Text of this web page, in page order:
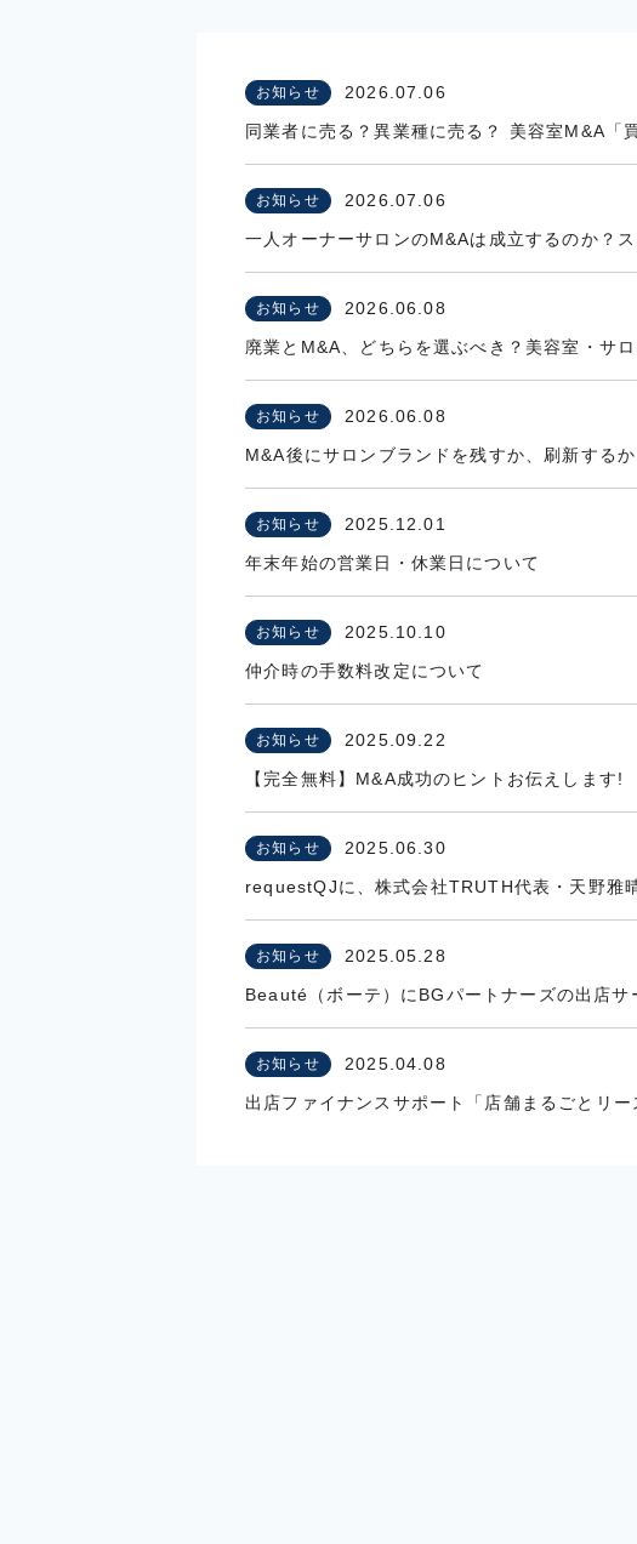
お知らせ
2026.07.06
同業者に売る？異業種に売る？ 美容室M&A「
お知らせ
2026.07.06
一人オーナーサロンのM&Aは成立するのか？
お知らせ
2026.06.08
廃業とM&A、どちらを選ぶべき？美容室・サ
お知らせ
2026.06.08
M&A後にサロンブランドを残すか、刷新する
お知らせ
2025.12.01
年末年始の営業日・休業日について
お知らせ
2025.10.10
仲介時の手数料改定について
お知らせ
2025.09.22
【完全無料】M&A成功のヒントお伝えします!
お知らせ
2025.06.30
requestQJに、株式会社TRUTH代表・天野雅
お知らせ
2025.05.28
Beauté（ボーテ）にBGパートナーズの出店
お知らせ
2025.04.08
出店ファイナンスサポート「店舗まるごとリ